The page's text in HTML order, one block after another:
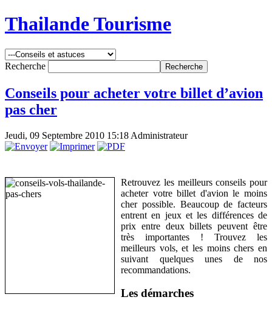
Thailande Tourisme
Recherche
Conseils pour acheter votre billet d’avion
pas cher
Jeudi, 09 Septembre 2010 15:18 Administrateur
Retrouvez les meilleurs conseils pour
acheter votre billet d'avion le moins
cher possible. Beaucoup de facteurs
entrent en jeux et les différences de
prix entre deux billets peuvent être
très importantes ! Trouvez les
meilleurs vols, et les moins chers en
suivant quelques unes de nos
recommandations.
Les démarches